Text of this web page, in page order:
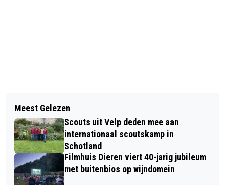
VRIJWILLIGERS GEZOCHT VOOR
HUMANITAS HOME-START RHEDEN
IVN WANDELING: BLOEIENDE TUINEN
VAN LARENSTEIN
Meest Gelezen
Scouts uit Velp deden mee aan
internationaal scoutskamp in
Schotland
Filmhuis Dieren viert 40-jarig jubileum
met buitenbios op wijndomein